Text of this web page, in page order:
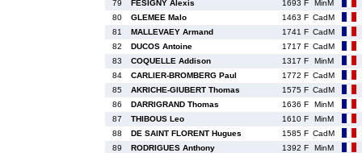
79
FESIGNY Alexis 1693 F
MinM
80
GLEMEE Malo 1463 F CadM
81
MALLEVAEY Armand 1741 F CadM
82
DUCOS Antoine 1717 F CadM
83
COQUELLE Addison 1317 F
MinM
84
CARLIER-BROMBERG Paul 1772 F CadM
85
AKRICHE-GIUBERT Thomas 1575 F CadM
86
DARRIGRAND Thomas 1636 F
MinM
87
THIBOUS Leo 1610 F
MinM
88
DE SAINT FLORENT Hugues 1585 F CadM
89
RODRIGUES Anthony 1392 F
MinM